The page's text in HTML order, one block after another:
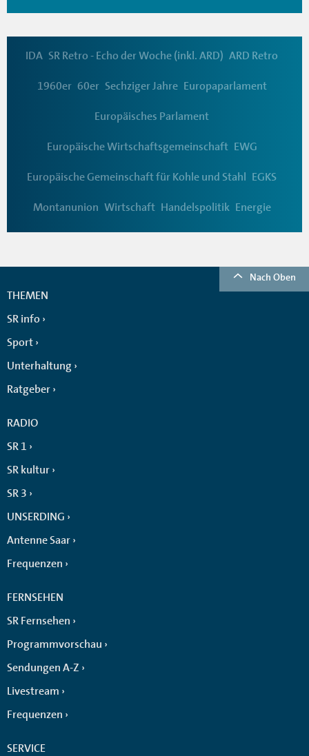
IDA SR Retro - Echo der Woche (inkl. ARD) ARD Retro
1960er 60er Sechziger Jahre Europaparlament
Europäisches Parlament
Europäische Wirtschaftsgemeinschaft EWG
Europäische Gemeinschaft für Kohle und Stahl EGKS
Montanunion Wirtschaft Handelspolitik Energie
Nach Oben
THEMEN
SR info
Sport
Unterhaltung
Ratgeber
RADIO
SR 1
SR kultur
SR 3
UNSERDING
Antenne Saar
Frequenzen
FERNSEHEN
SR Fernsehen
Programmvorschau
Sendungen A-Z
Livestream
Frequenzen
SERVICE